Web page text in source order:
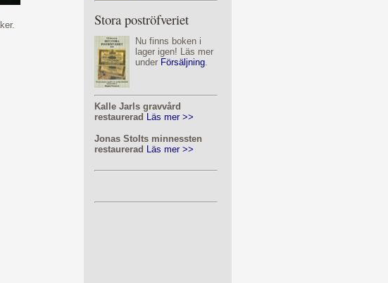
Stora poströfveriet
Nu finns boken i
lager igen! Läs mer
under Försäljning.
Kalle Jarls gravvård
restaurerad Läs mer >>
Jonas Stolts minnessten
restaurerad Läs mer >>